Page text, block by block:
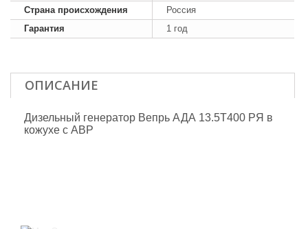
Страна происхождения
Россия
Гарантия
1 год
ОПИСАНИЕ
Дизельный генератор Вепрь АДА 13.5Т400 РЯ в
кожухе с АВР